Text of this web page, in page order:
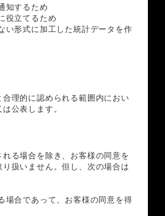
知するため
役立てるため
い形式に加工した統計データを作
理的に認められる範囲内におい
公表します。
る場合を除き、お客様の同意を
扱いません。但し、次の場合は
場合であって、お客様の同意を得